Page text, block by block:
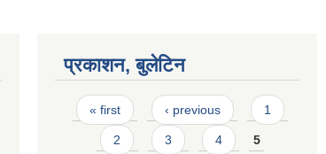
प्रकाशन, बुलेटिन
Pages
« first ‹ previous 1
2 3 4 5